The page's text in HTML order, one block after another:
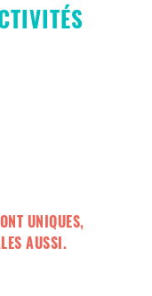
UNIQUES,
AUSSI.